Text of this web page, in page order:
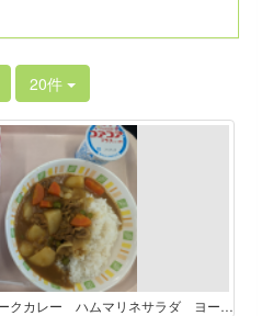
20件
４月８日 麦ご飯 牛乳 ポークカレー ハムマリネサラダ ヨーグルト（コアコアプラス）